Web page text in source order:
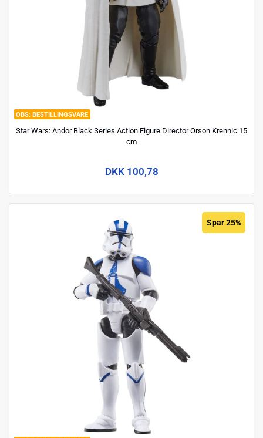
BESTILLINGSVARE
Star Wars: Andor Black Series Action Figure Director Orson Krennic 15
cm
DKK 100,78
Spar 25%